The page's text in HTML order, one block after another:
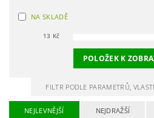
NA SKLADĚ
13 Kč
POLOŽEK K
FILTR PODLE PARAMETRŮ,
NEJLEVNĚJŠÍ NEJDRAŽŠÍ